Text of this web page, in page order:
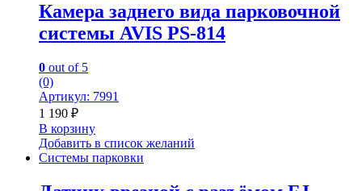
Камера заднего вида парковочной
системы AVIS PS-814
0 out of 5
(0)
Артикул: 7991
1 190 ₽
В корзину
Добавить в список желаний
Системы парковки